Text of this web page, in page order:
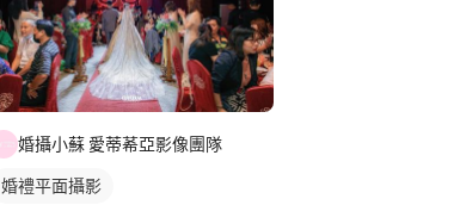
婚攝小蘇 愛蒂莃亞影像團隊
婚禮平面攝影